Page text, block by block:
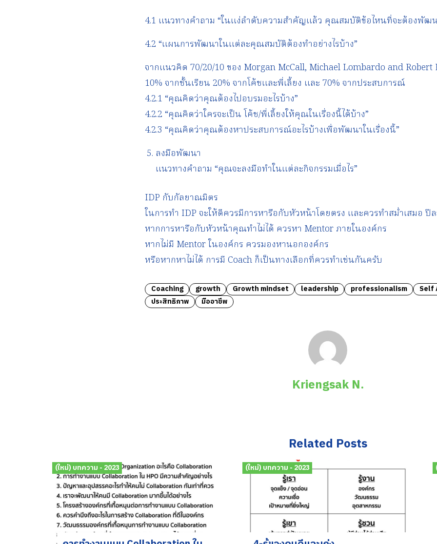
4.1 แนวทางคำถาม “ในแง่ลำดับความสำคัญแล้ว คุณสมบัติข้อไหนที่จะต้องพัฒ
4.2 “แผนการพัฒนาในแต่ละคุณสมบัติต้องทำอย่างไรบ้าง”
จากแนวคิด 70/20/10 ของ Morgan McCall, Michael Lombardo and Robert
10% จากชั้นเรียน 20% จากโค้ชและพี่เลี้ยง และ 70% จากประสบการณ์
4.2.1 “คุณคิดว่าคุณต้องไปอบรมอะไรบ้าง”
4.2.2 “คุณคิดว่าใครจะเป็น โค้ช/พี่เลี้ยงให้คุณในเรื่องนี้ได้บ้าง”
4.2.3 “คุณคิดว่าคุณต้องหาประสบการณ์อะไรบ้างเพื่อพัฒนาในเรื่องนี้”
ลงมือพัฒนา
แนวทางคำถาม “คุณจะลงมือทำในแต่ละกิจกรรมเมื่อไร”
IDP กับกัลยาณมิตร
ในการทำ IDP จะให้ดีควรมีการหารือกับหัวหน้าโดยตรง และควรทำสม่ำเสมอ ปี
หากการหารือกับหัวหน้าคุณทำไม่ได้ ควรหา Mentor ภายในองค์กร
หากไม่มี Mentor ในองค์กร ควรมองหานอกองค์กร
หรือหากหาไม่ได้ การมี Coach ก็เป็นทางเลือกที่ควรทำเช่นกันครับ
Coaching growth Growth mindset leadership professionalism
Self
ประสิทธิภาพ
มืออาชีพ
Kriengsak N.
Related Posts
(ใหม่) บทความ - 2023 (ใหม่) บทความ - 2023